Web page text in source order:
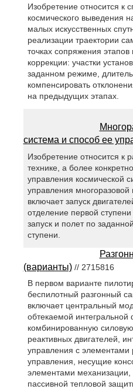
Изобретение относится к
космического выведения
малых искусственных
реализации траектории
точках сопряжения этапов
коррекции: участки
заданном режиме,
компенсировать
на предыдущих этапах.
система и способ ее
Изобретение относится к
технике, а более
управления космической
управления многоразовой
включает запуск
отделение первой
запуск и полет по
ступени.
(варианты)// 2715816
В первом варианте
беспилотный разгонный
включает центральный
обтекаемой
комбинированную силовую
реактивных двигателей,
управления с элементами
управления, несущие
элементами механизации,
пассивной тепловой